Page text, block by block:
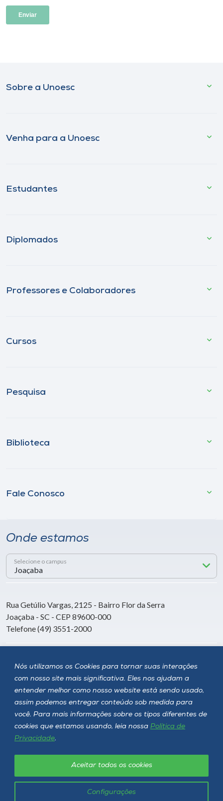
Nós utilizamos os Cookies para tornar suas interações
com nosso site mais significativa. Eles nos ajudam a
entender melhor como nosso website está sendo usado,
assim podemos entregar conteúdo sob medida para
você. Para mais informações sobre os tipos diferentes de
cookies que estamos usando, leia nossa Política de
Privacidade.
Configurações
Aceitar todos os cookies
Sobre a Unoesc
Venha para a Unoesc
Estudantes
Diplomados
Professores e Colaboradores
Cursos
Pesquisa
Biblioteca
Fale Conosco
Onde estamos
Selecione o campus
Rua Getúlio Vargas, 2125 - Bairro Flor da Serra
Joaçaba - SC - CEP 89600-000
Telefone (49) 3551-2000
Siga a Unoesc
Unoesc © 2026 - Todos os direitos reservados
Política de privacidade LGPD